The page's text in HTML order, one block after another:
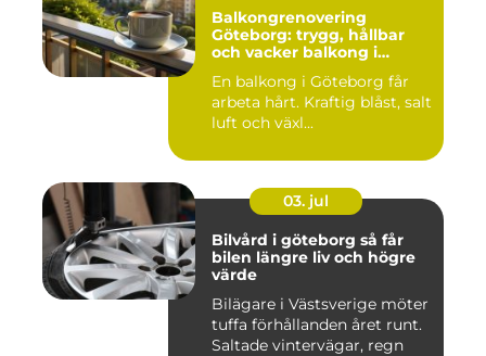
Balkongrenovering
Göteborg: trygg, hållbar
och vacker balkong i
En balkong i Göteborg får
arbeta hårt. Kraftig blåst, salt
luft och växl...
03. jul
Bilvård i göteborg så får
bilen längre liv och högre
värde
Bilägare i Västsverige möter
tuffa förhållanden året runt.
Saltade vintervägar, regn